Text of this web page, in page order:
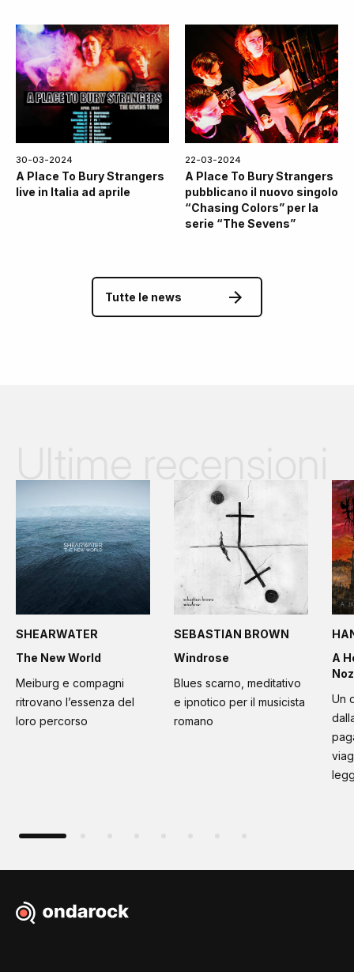
30-03-2024
A Place To Bury Strangers
live in Italia ad aprile
22-03-2024
A Place To Bury Strangers
pubblicano il nuovo singolo
“Chasing Colors” per la
serie “The Sevens”
Tutte le news
SHEARWATER
The New World
Meiburg e compagni
ritrovano l’essenza del
loro percorso
SEBASTIAN BROWN
Windrose
Blues scarno, meditativo
e ipnotico per il musicista
romano
A
Noz
Un